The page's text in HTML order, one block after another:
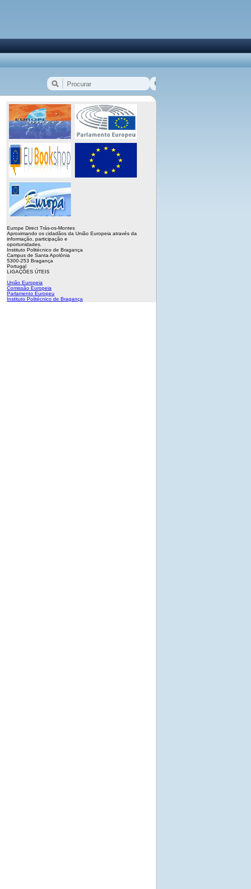
Europe Direct Trás-os-Montes
Aproximando os cidadãos da União Europeia através da
informação, participação e
oportunidades.
Instituto Politécnico de Bragança
Campus de Santa Apolónia
5300-253 Bragança
Portugal
LIGAÇÕES ÚTEIS
União Europeia
Comissão Europeia
Parlamento Europeu
Instituto Politécnico de Bragança